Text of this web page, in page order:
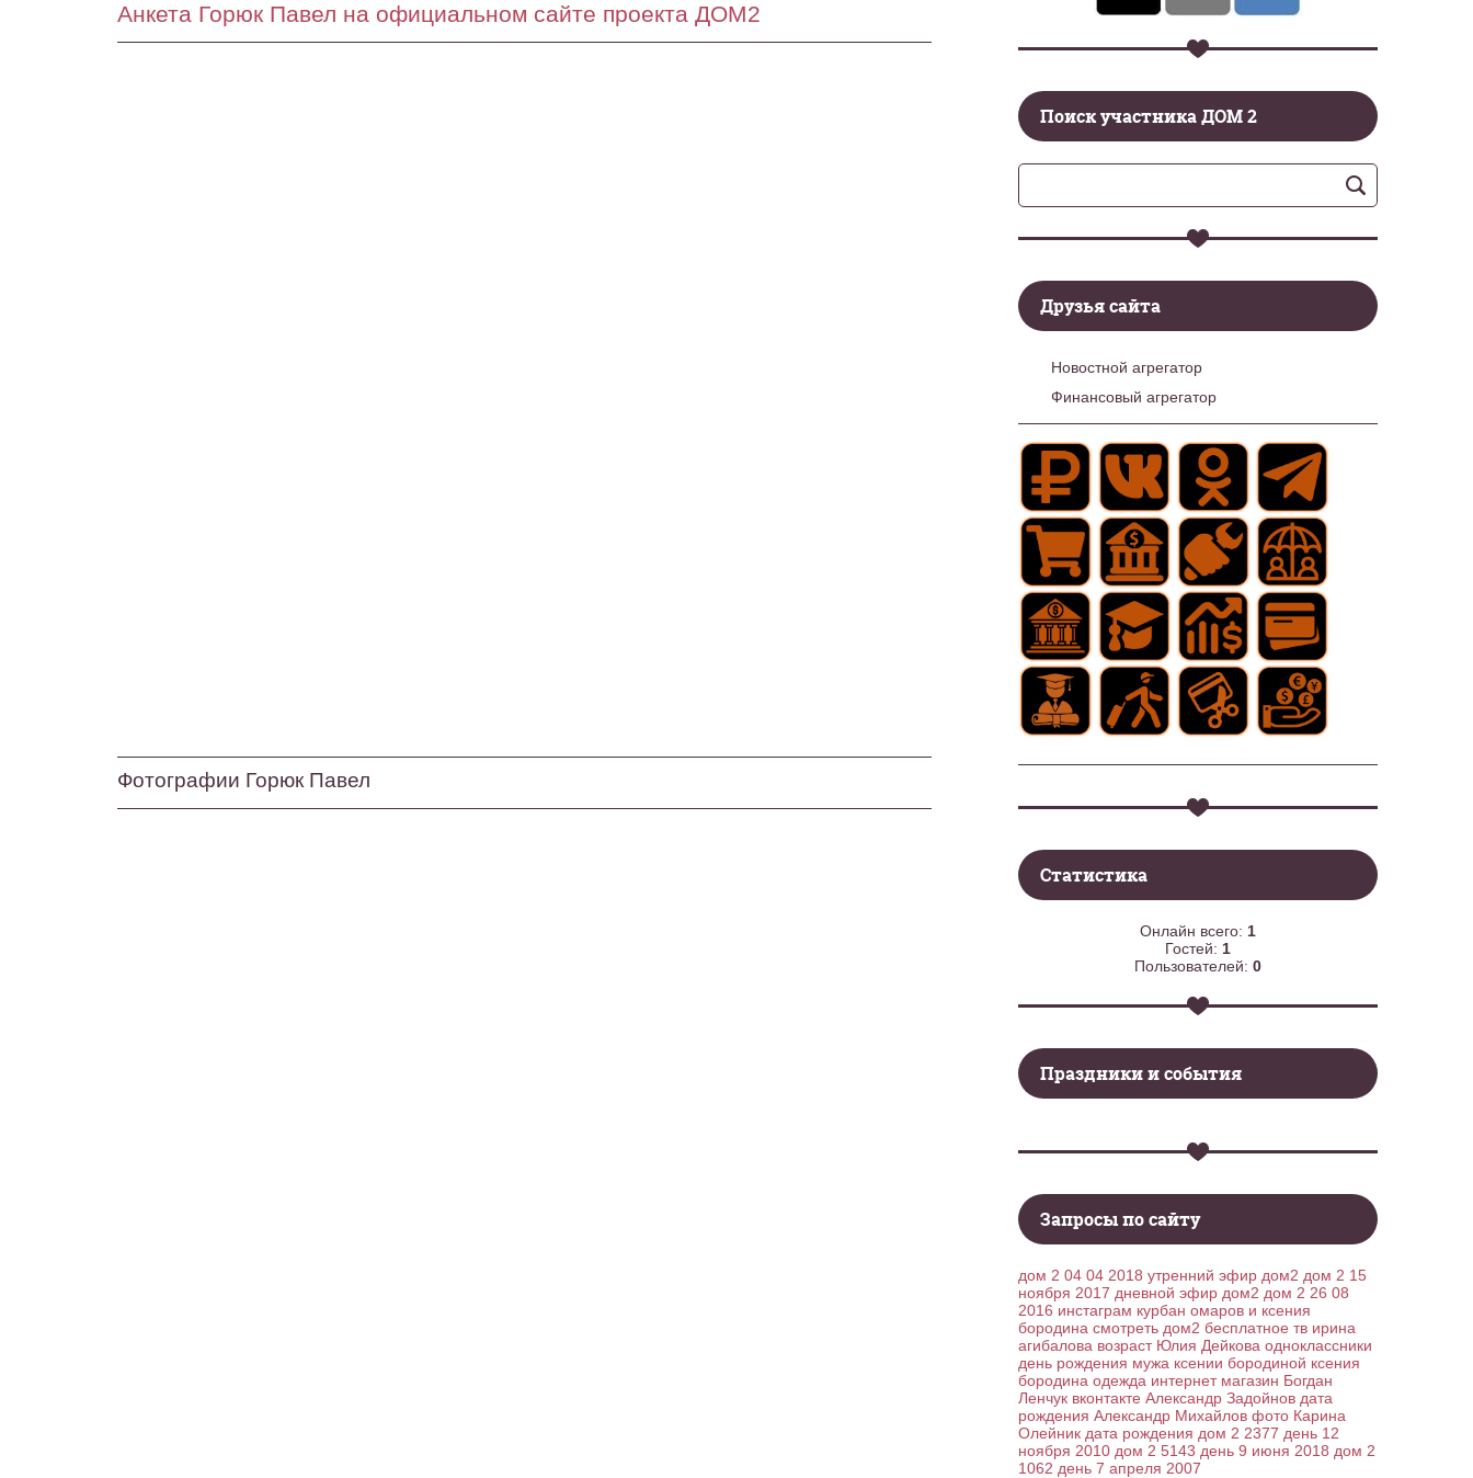
Анкета Горюк Павел на официальном сайте проекта ДОМ2
Фотографии Горюк Павел
Поиск участника ДОМ 2
Друзья сайта
Новостной агрегатор
Финансовый агрегатор
Статистика
Онлайн всего: 1
Гостей: 1
Пользователей:0
Праздники и события
Запросы по сайту
дом 2 04 04 2018 утренний эфир дом2 дом 2 15
ноября 2017 дневной эфир дом2 дом 2 26 08
2016 инстаграм курбан омаров и ксения
бородина смотреть дом2 бесплатное тв ирина
агибалова возраст Юлия Дейкова одноклассники
день рождения мужа ксении бородиной ксения
бородина одежда интернет магазин Богдан
Ленчук вконтакте Александр Задойнов дата
рождения Александр Михайлов фото Карина
Олейник дата рождения дом 2 2377 день 12
ноября 2010 дом 2 5143 день 9 июня 2018 дом 2
1062 день 7 апреля 2007